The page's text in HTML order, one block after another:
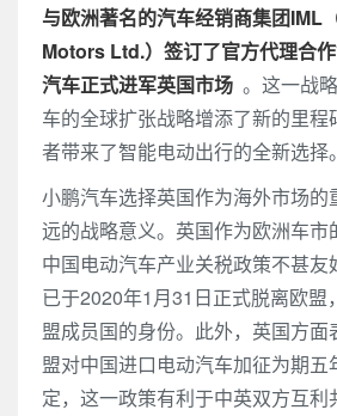
与欧洲著名的汽车经销商集团IML
Motors Ltd.）签订了官方代理合
汽车正式进军英国市场 。这一战
车的全球扩张战略增添了新的里程
者带来了智能电动出行的全新选择。
小鹏汽车选择英国作为海外市场的
远的战略意义。英国作为欧洲车市
中国电动汽车产业关税政策不甚友
已于2020年1月31日正式脱离欧盟
盟成员国的身份。此外，英国方
盟对中国进口电动汽车加征为期
定，这一政策有利于中英双方互利